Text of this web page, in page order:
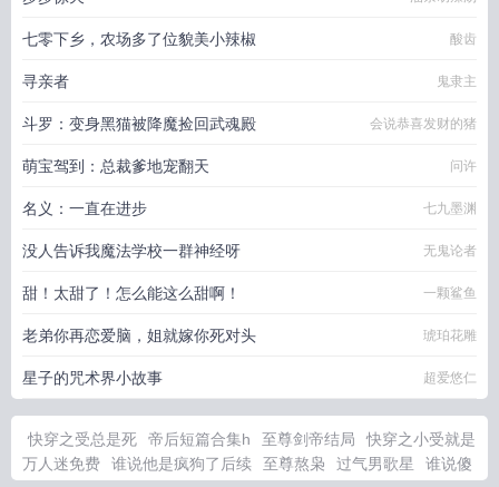
七零下乡，农场多了位貌美小辣椒 酸齿
寻亲者 鬼隶主
斗罗：变身黑猫被降魔捡回武魂殿 会说恭喜发财的猪
萌宝驾到：总裁爹地宠翻天 问许
名义：一直在进步 七九墨渊
没人告诉我魔法学校一群神经呀 无鬼论者
甜！太甜了！怎么能这么甜啊！ 一颗鲨鱼
老弟你再恋爱脑，姐就嫁你死对头 琥珀花雕
星子的咒术界小故事 超爱悠仁
快穿之受总是死 帝后短篇合集h 至尊剑帝结局
快穿之小受就是
万人迷免费
谁说他是疯狗了后续 至尊熬枭 过气男歌星
谁说傻